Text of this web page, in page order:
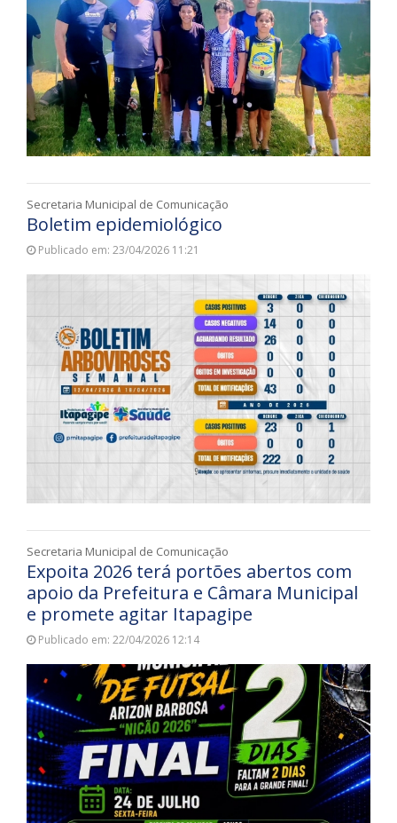
Secretaria Municipal de Comunicação
Boletim epidemiológico
Publicado em: 23/04/2026 11:21
Secretaria Municipal de Comunicação
Expoita 2026 terá portões abertos com
apoio da Prefeitura e Câmara Municipal
e promete agitar Itapagipe
Publicado em: 22/04/2026 12:14